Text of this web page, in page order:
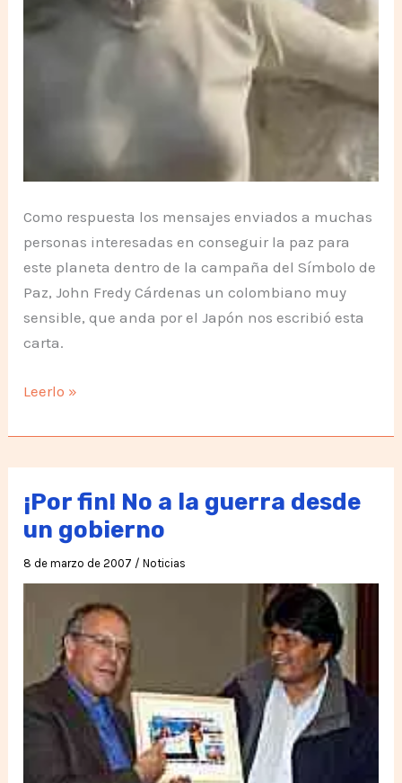
Como respuesta los mensajes enviados a muchas
personas interesadas en conseguir la paz para
este planeta dentro de la campaña del Símbolo de
Paz, John Fredy Cárdenas un colombiano muy
sensible, que anda por el Japón nos escribió esta
carta.
Nagasaki
el
símbolo
de
paz
Leerlo »
¡Por fin! No a la guerra desde
un gobierno
8 de marzo de 2007 /Noticias